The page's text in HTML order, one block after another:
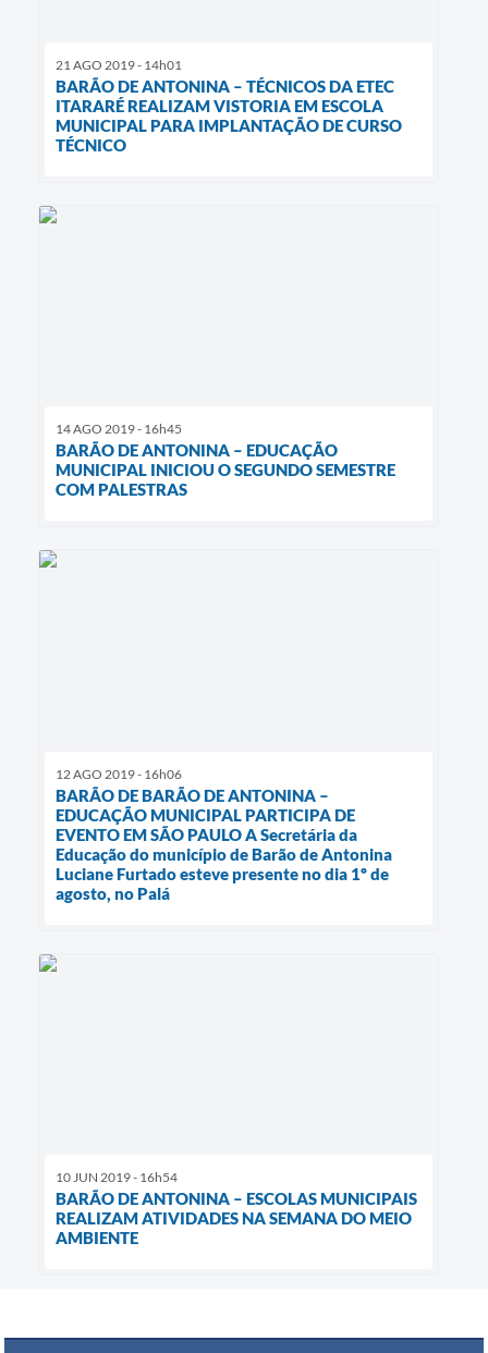
21 AGO 2019 - 14h01
BARÃO DE ANTONINA – TÉCNICOS DA ETEC
ITARARÉ REALIZAM VISTORIA EM ESCOLA
MUNICIPAL PARA IMPLANTAÇÃO DE CURSO
TÉCNICO
14 AGO 2019 - 16h45
BARÃO DE ANTONINA – EDUCAÇÃO
MUNICIPAL INICIOU O SEGUNDO SEMESTRE
COM PALESTRAS
12 AGO 2019 - 16h06
BARÃO DE BARÃO DE ANTONINA –
EDUCAÇÃO MUNICIPAL PARTICIPA DE
EVENTO EM SÃO PAULO A Secretária da
Educação do município de Barão de Antonina
Luciane Furtado esteve presente no dia 1º de
agosto, no Palá
10 JUN 2019 - 16h54
BARÃO DE ANTONINA – ESCOLAS MUNICIPAIS
REALIZAM ATIVIDADES NA SEMANA DO MEIO
AMBIENTE